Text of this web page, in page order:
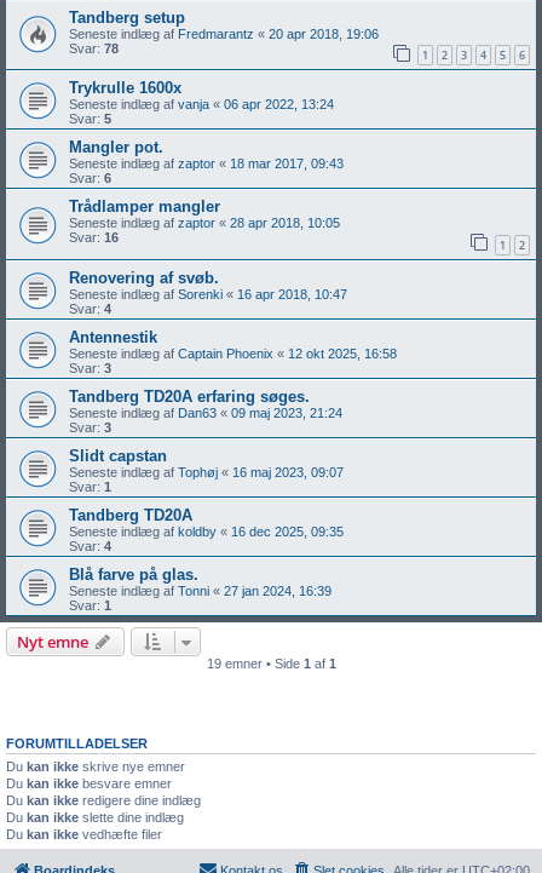
Tandberg setup
Seneste indlæg af Fredmarantz « 20 apr 2018, 19:06
Svar: 78 1 2 3 4 5 6
Trykrulle 1600x
Seneste indlæg af vanja « 06 apr 2022, 13:24
Svar: 5
Mangler pot.
Seneste indlæg af zaptor « 18 mar 2017, 09:43
Svar: 6
Trådlamper mangler
Seneste indlæg af zaptor « 28 apr 2018, 10:05
Svar: 16 1 2
Renovering af svøb.
Seneste indlæg af Sorenki « 16 apr 2018, 10:47
Svar: 4
Antennestik
Seneste indlæg af Captain Phoenix « 12 okt 2025, 16:58
Svar: 3
Tandberg TD20A erfaring søges.
Seneste indlæg af Dan63 « 09 maj 2023, 21:24
Svar: 3
Slidt capstan
Seneste indlæg af Tophøj « 16 maj 2023, 09:07
Svar: 1
Tandberg TD20A
Seneste indlæg af koldby « 16 dec 2025, 09:35
Svar: 4
Blå farve på glas.
Seneste indlæg af Tonni « 27 jan 2024, 16:39
Svar: 1
Nyt emne
19 emner • Side 1 af 1
FORUMTILLADELSER
Du kan ikke skrive nye emner
Du kan ikke besvare emner
Du kan ikke redigere dine indlæg
Du kan ikke slette dine indlæg
Du kan ikke vedhæfte filer